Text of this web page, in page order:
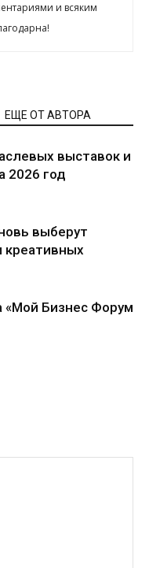
и всяким
ЕЩЕ ОТ АВТОРА
выставок и
2026 год
выберут
«Мой Бизнес Форум